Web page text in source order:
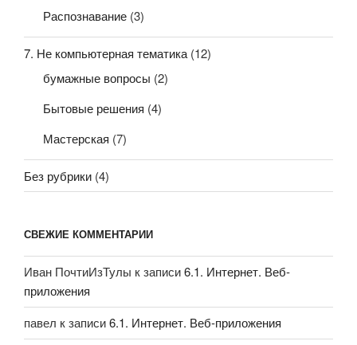
Распознавание (3)
7. Не компьютерная тематика (12)
бумажные вопросы (2)
Бытовые решения (4)
Мастерская (7)
Без рубрики (4)
СВЕЖИЕ КОММЕНТАРИИ
Иван ПочтиИзТулы к записи6.1. Интернет. Веб-
приложения
павел к записи6.1. Интернет. Веб-приложения